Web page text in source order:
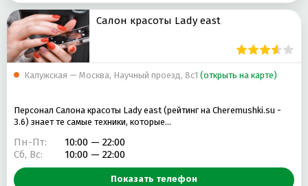
Салон красоты Lady east
Калужская — Москва, Научный проезд, 8с1 (открыть на карте)
Персонал Салона красоты Lady east (рейтинг на Cheremushki.su -
3.6) знает те самые техники, которые…
Пн-Пт:
10:00 — 22:00
Сб, Вс:
10:00 — 22:00
Показать телефон